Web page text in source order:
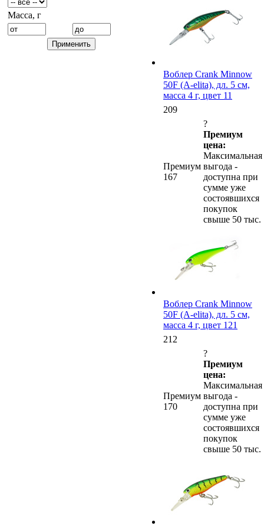
Масса, г
Воблер Crank Minnow
50F (A-elita), дл. 5 см,
масса 4 г, цвет 11
209
Премиум
167
?
Премиум
цена:
Максимальная
выгода -
доступна при
сумме уже
состоявшихся
покупок
свыше 50 тыс.
Воблер Crank Minnow
50F (A-elita), дл. 5 см,
масса 4 г, цвет 121
212
Премиум
170
?
Премиум
цена:
Максимальная
выгода -
доступна при
сумме уже
состоявшихся
покупок
свыше 50 тыс.